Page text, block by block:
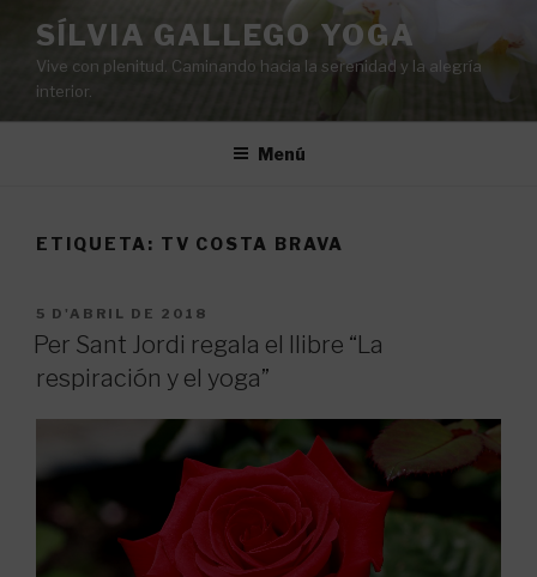
contingut
SÍLVIA GALLEGO YOGA
Vive con plenitud. Caminando hacia la serenidad y la alegría
interior.
Menú
ETIQUETA: TV COSTA BRAVA
PUBLICAT
A
5 D'ABRIL DE 2018
Per Sant Jordi regala el llibre “La
respiración y el yoga”